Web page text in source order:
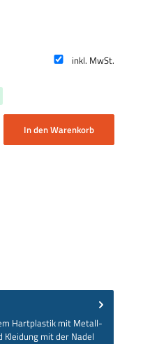
inkl. MwSt.
ein oder benutze die Schaltflächen um
In den Warenkorb
Hartplastik mit Metall-
Kleidung mit der Nadel